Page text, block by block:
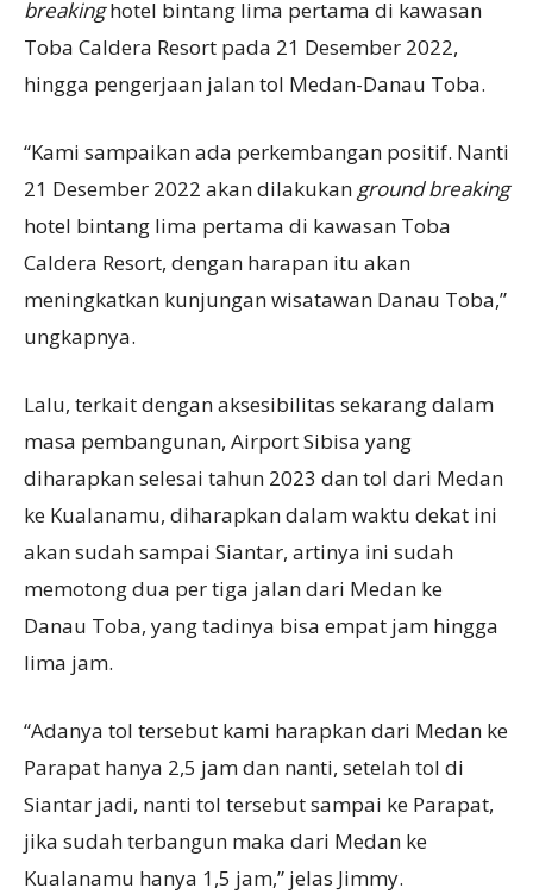
breakinghotel bintang lima pertama di kawasan
Toba Caldera Resort pada 21 Desember 2022,
hingga pengerjaan jalan tol Medan-Danau Toba.
“Kami sampaikan ada perkembangan positif. Nanti
21 Desember 2022 akan dilakukan ground breaking
hotel bintang lima pertama di kawasan Toba
Caldera Resort, dengan harapan itu akan
meningkatkan kunjungan wisatawan Danau Toba,”
ungkapnya.
Lalu, terkait dengan aksesibilitas sekarang dalam
masa pembangunan, Airport Sibisa yang
diharapkan selesai tahun 2023 dan tol dari Medan
ke Kualanamu, diharapkan dalam waktu dekat ini
akan sudah sampai Siantar, artinya ini sudah
memotong dua per tiga jalan dari Medan ke
Danau Toba, yang tadinya bisa empat jam hingga
lima jam.
“Adanya tol tersebut kami harapkan dari Medan ke
Parapat hanya 2,5 jam dan nanti, setelah tol di
Siantar jadi, nanti tol tersebut sampai ke Parapat,
jika sudah terbangun maka dari Medan ke
Kualanamu hanya 1,5 jam,” jelas Jimmy.